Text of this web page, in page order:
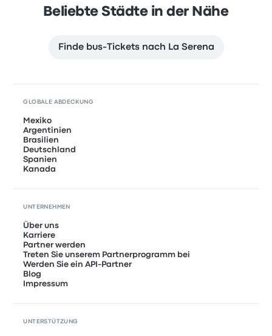
Beliebte Städte in der Nähe
Finde bus-Tickets nach La Serena
GLOBALE ABDECKUNG
Mexiko
Argentinien
Brasilien
Deutschland
Spanien
Kanada
UNTERNEHMEN
Über uns
Karriere
Partner werden
Treten Sie unserem Partnerprogramm bei
Werden Sie ein API-Partner
Blog
Impressum
UNTERSTÜTZUNG